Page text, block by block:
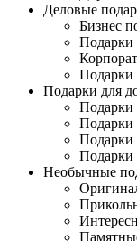
Деловые
Бизнес
Подарки
Подарки
Подарки для
Подарки
Подарки
Подарки
Подарки
Необычные